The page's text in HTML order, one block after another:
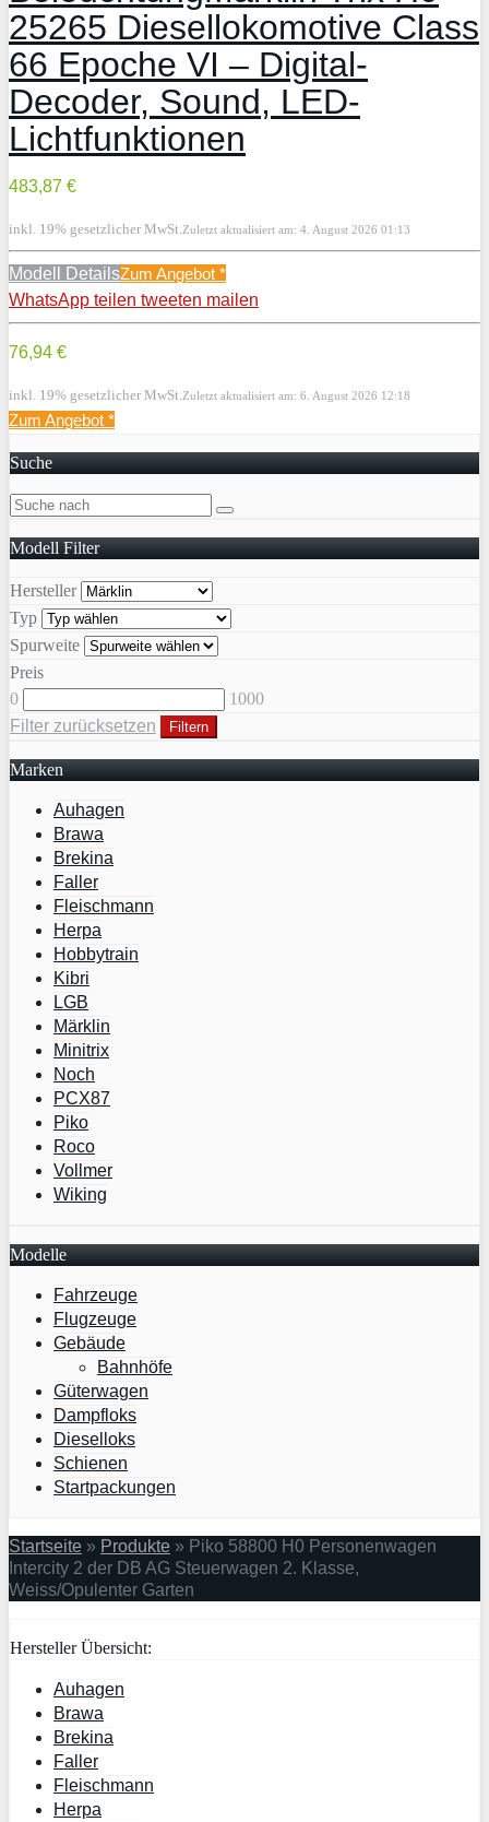
25265 Diesellokomotive Class
66 Epoche VI – Digital-
Decoder, Sound, LED-
Lichtfunktionen
483,87 €
inkl. 19% gesetzlicher MwSt. Zuletzt aktualisiert am: 4. August 2026 01:13
Modell DetailsZum Angebot *
WhatsApp teilen tweeten mailen
76,94 €
inkl. 19% gesetzlicher MwSt. Zuletzt aktualisiert am: 6. August 2026 12:18
Zum Angebot *
Suche
Modell Filter
Hersteller
Typ
Spurweite
Preis
0
1000
Filter zurücksetzen
Filtern
Marken
Auhagen
Brawa
Brekina
Faller
Fleischmann
Herpa
Hobbytrain
Kibri
LGB
Märklin
Minitrix
Noch
PCX87
Piko
Roco
Vollmer
Wiking
Modelle
Fahrzeuge
Flugzeuge
Gebäude
Bahnhöfe
Güterwagen
Dampfloks
Dieselloks
Schienen
Startpackungen
Startseite » Produkte » Piko 58800 H0 Personenwagen
Intercity 2 der DB AG Steuerwagen 2. Klasse,
Weiss/Opulenter Garten
Hersteller Übersicht:
Auhagen
Brawa
Brekina
Faller
Fleischmann
Herpa